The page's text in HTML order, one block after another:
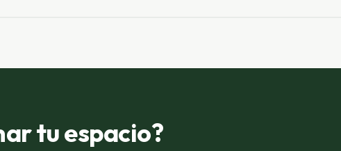
tu espacio?